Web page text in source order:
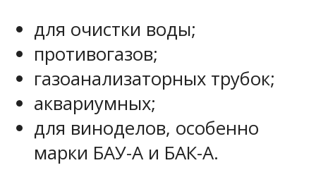
для очистки воды;
противогазов;
газоанализаторных трубок;
аквариумных;
для виноделов, особенно
марки БАУ-А и БАК-А.